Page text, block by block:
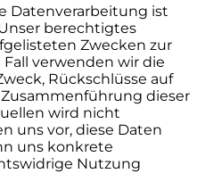
Datenverarbeitung ist
Unser berechtigtes
Zwecken zur
verwenden wir die
Rückschlüsse auf
Zusammenführung dieser
wird nicht
uns vor, diese Daten
uns konkrete
Nutzung